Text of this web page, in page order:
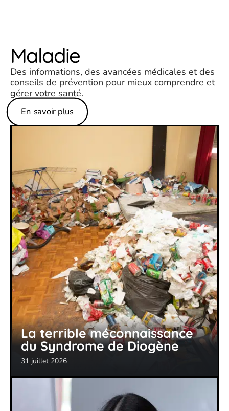
Maladie
Des informations, des avancées médicales et des
conseils de prévention pour mieux comprendre et
gérer votre santé.
En savoir plus
La terrible méconnaissance
du Syndrome de Diogène
31 juillet 2026